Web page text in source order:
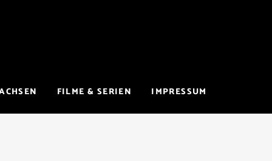
FILME & SERIEN IMPRESSUM